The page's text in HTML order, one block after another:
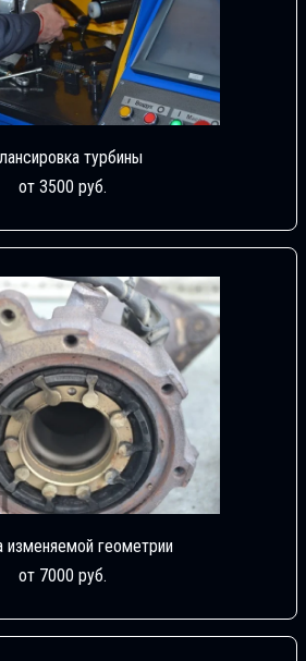
турбины
от 3500 руб.
изменяемой геометрии
от 7000 руб.